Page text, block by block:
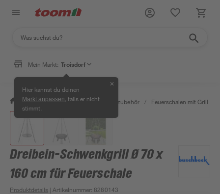
Mein Markt: Troisdorf
Hier kannst du deinen
Markt anpassen , falls er nicht
stimmt.
✕
/ Garten & Freizeit / Grills & Grillzubehör / Feuerschalen mit Grill
Dreibein-Schwenkgrill Ø 70 x
160 cm für Feuerschale
Produktdetails | Artikelnummer: 8280143